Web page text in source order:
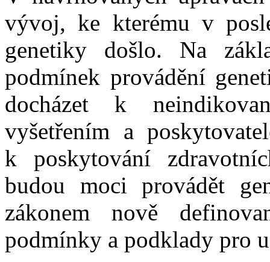
vývoj, ke kterému v
genetiky došlo. Na
podmínek provádění
docházet k
vyšetřením a
k poskytování
budou moci provádět
zákonem nově
podmínky a podklady pro